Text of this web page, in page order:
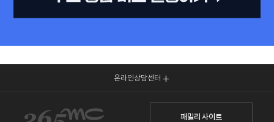
온라인상담센터
패밀리 사이트